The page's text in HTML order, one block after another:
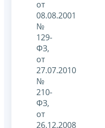
от
08.08.2001
№
129-
ФЗ,
от
27.07.2010
№
210-
ФЗ,
от
26.12.2008